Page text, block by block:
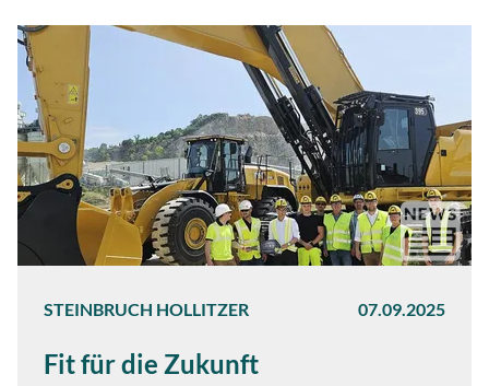
STEINBRUCH HOLLITZER 07.09.2025
Fit für die Zukunft